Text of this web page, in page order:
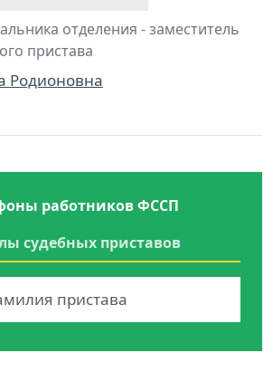
отделения - заместитель
пристава
Родионовна
работников ФССП
судебных приставов